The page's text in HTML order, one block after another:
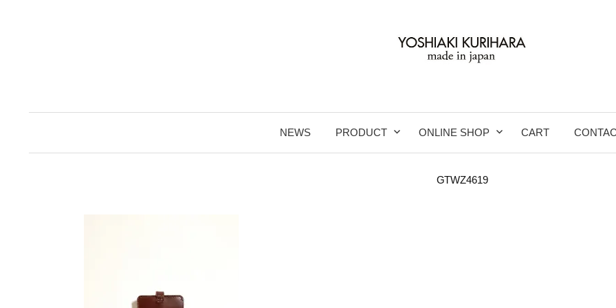
NEWS PRODUCT ONLINE SHOP CART
GTWZ4619